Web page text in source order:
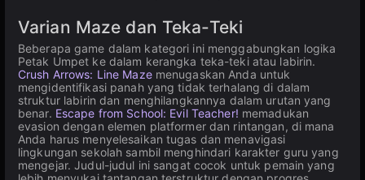
Varian Maze dan Teka-Teki
Beberapa game dalam kategori ini menggabungkan logika
Petak Umpet ke dalam kerangka teka-teki atau labirin.
Crush Arrows: Line Mazemenugaskan Anda untuk
mengidentifikasi panah yang tidak terhalang di dalam
struktur labirin dan menghilangkannya dalam urutan yang
benar. Escape from School: Evil Teacher! memadukan
evasion dengan elemen platformer dan rintangan, di mana
Anda harus menyelesaikan tugas dan menavigasi
lingkungan sekolah sambil menghindari karakter guru yang
mengejar. Judul-judul ini sangat cocok untuk pemain yang